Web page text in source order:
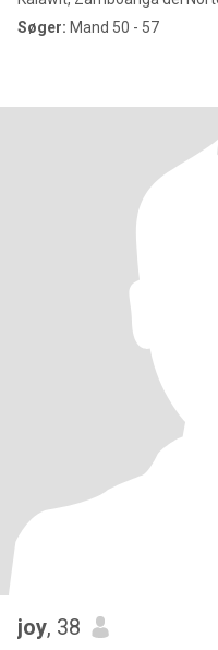
Søger: Mand 50 - 57
joy, 38